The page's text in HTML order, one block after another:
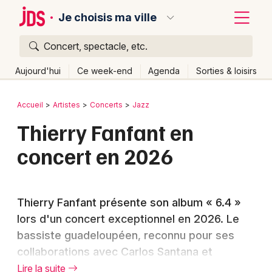
Je choisis ma ville
Concert, spectacle, etc.
Aujourd'hui Ce week-end Agenda Sorties & loisirs
Publier un événement
Activité & Expérience
Manifestations
Foires & salons
Bordeaux
Colmar
Lyon
Mulhouse
Retour
Accueil Artistes Concerts Jazz
Thierry Fanfant en
concert en 2026
Thierry Fanfant présente son album « 6.4 »
lors d'un concert exceptionnel en 2026. Le
bassiste guadeloupéen, reconnu pour ses
collaborations avec Carlos Santana et
Angélique Kidjo, propose une fusion unique
Lire la suite
Quoi ?
Où ?
Quand ?
Aujourd'hui
Demain Ce week-end